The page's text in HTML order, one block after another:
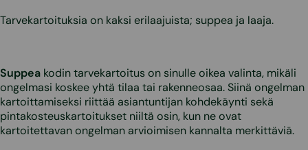
Tarvekartoituksia on kaksi erilaajuista; suppea ja laaja.
Suppea kodin tarvekartoitus on sinulle oikea valinta, mikäli
ongelmasi koskee yhtä tilaa tai rakenneosaa. Siinä ongelman
kartoittamiseksi riittää asiantuntijan kohdekäynti sekä
pintakosteuskartoitukset niiltä osin, kun ne ovat
kartoitettavan ongelman arvioimisen kannalta merkittäviä.